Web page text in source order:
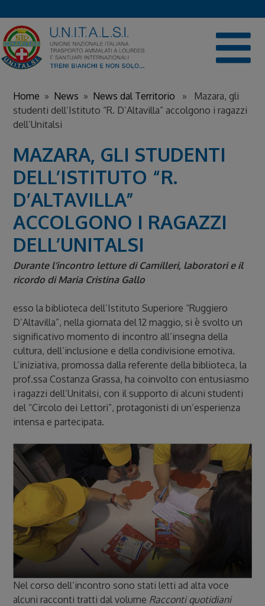
to
content
Home » News » News dal Territorio » Mazara, gli
studenti dell’Istituto “R. D’Altavilla” accolgono i ragazzi
dell’Unitalsi
MAZARA, GLI STUDENTI
DELL’ISTITUTO “R.
D’ALTAVILLA”
ACCOLGONO I RAGAZZI
DELL’UNITALSI
Durante l’incontro letture di Camilleri, laboratori e il
ricordo di Maria Cristina Gallo
esso la biblioteca dell’Istituto Superiore “Ruggiero
D’Altavilla”, nella giornata del 12 maggio, si è svolto un
significativo momento di incontro all’insegna della
cultura, dell’inclusione e della condivisione emotiva.
L’iniziativa, promossa dalla referente della biblioteca, la
prof.ssa Costanza Grassa, ha coinvolto con entusiasmo
i ragazzi dell’Unitalsi, con il supporto di alcuni studenti
del “Circolo dei Lettori”, protagonisti di un’esperienza
intensa e partecipata.
Nel corso dell’incontro sono stati letti ad alta voce
alcuni racconti tratti dal volume Racconti quotidiani